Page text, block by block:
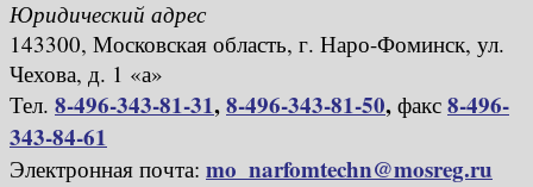
Юридический адрес
143300, Московская область, г. Наро-Фоминск, ул.
Чехова, д. 1 «а»
Тел. 8-496-343-81-31,8-496-343-81-50, факс 8-496-
343-84-61
Электронная почта: mo_narfomtechn@mosreg.ru